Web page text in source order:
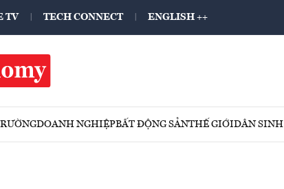
TV TECH CONNECT ENGLISH ++
DOANH NGHIỆPBẤT ĐỘNG SẢNTHẾ GIỚIDÂN SINH